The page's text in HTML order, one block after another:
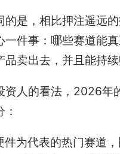
的是，相比押注遥远
一件事：哪些赛道能
卖出去，并且能持续
资人的看法，2026年
件为代表的热门赛道